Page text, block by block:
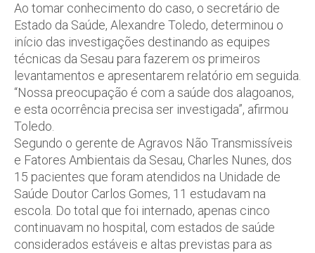
Ao tomar conhecimento do caso, o secretário de
Estado da Saúde, Alexandre Toledo, determinou o
início das investigações destinando as equipes
técnicas da Sesau para fazerem os primeiros
levantamentos e apresentarem relatório em seguida.
“Nossa preocupação é com a saúde dos alagoanos,
e esta ocorrência precisa ser investigada”, afirmou
Toledo.
Segundo o gerente de Agravos Não Transmissíveis
e Fatores Ambientais da Sesau, Charles Nunes, dos
15 pacientes que foram atendidos na Unidade de
Saúde Doutor Carlos Gomes, 11 estudavam na
escola. Do total que foi internado, apenas cinco
continuavam no hospital, com estados de saúde
considerados estáveis e altas previstas para as